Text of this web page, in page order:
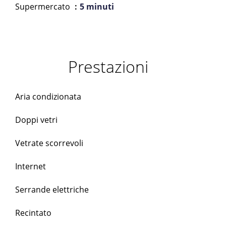
Supermercato 5 minuti
Prestazioni
Aria condizionata
Doppi vetri
Vetrate scorrevoli
Internet
Serrande elettriche
Recintato